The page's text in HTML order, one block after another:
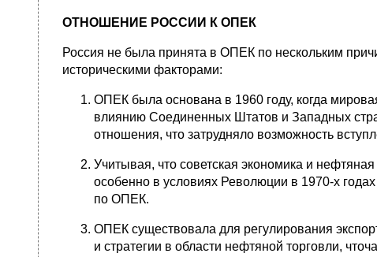
ОТНОШЕНИЕ РОССИИ К ОПЕК
Россия не была принята в ОПЕК по нескольким
историческими факторами:
ОПЕК была основана в 1960 году, когда
влиянию Соединенных Штатов и Западных
отношения, что затрудняло возможность
Учитывая, что советская экономика и
особенно в условиях Революции в 1970-х
по ОПЕК.
ОПЕК существовала для регулирования
и стратегии в области нефтяной торговли,